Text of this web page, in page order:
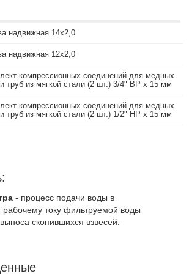
надвижная 14x2,0
надвижная 12x2,0
компрессионных соединений для медных
труб из мягкой стали (2 шт.) 3/4" ВР х 15 мм
компрессионных соединений для медных
труб из мягкой стали (2 шт.) 1/2" НР x 15 мм
- процесс подачи воды в
току фильтруемой воды
скопившихся взвесей.